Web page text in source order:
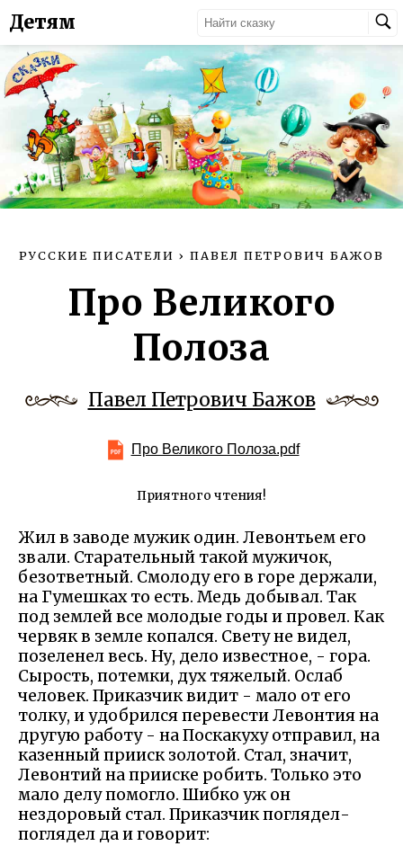
Детям
РУССКИЕ ПИСАТЕЛИ › ПАВЕЛ ПЕТРОВИЧ БАЖОВ
Про Великого
Полоза
Павел Петрович Бажов
Про Великого Полоза.pdf
Приятного чтения!
Жил в заводе мужик один. Левонтьем его
звали. Старательный такой мужичок,
безответный. Смолоду его в горе держали,
на Гумешках то есть. Медь добывал. Так
под землей все молодые годы и провел. Как
червяк в земле копался. Свету не видел,
позеленел весь. Ну, дело известное, - гора.
Сырость, потемки, дух тяжелый. Ослаб
человек. Приказчик видит - мало от его
толку, и удобрился перевести Левонтия на
другую работу - на Поскакуху отправил, на
казенный прииск золотой. Стал, значит,
Левонтий на прииске робить. Только это
мало делу помогло. Шибко уж он
нездоровый стал. Приказчик поглядел-
поглядел да и говорит: